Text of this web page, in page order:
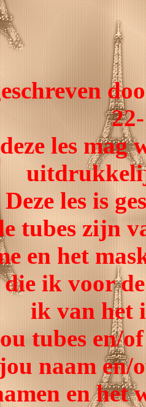
les
Deze les is
tubes zijn
en het
ik voor
ik van het
tubes en/
naam en/
en het